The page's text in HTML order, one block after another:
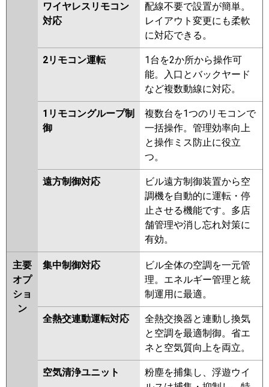
ワイヤレスリモコン
対応
配線不要で設置が簡単。
レイアウト変更にも柔軟
に対応できる。
2リモコン運転
1台を2か所から操作可
能。入口とバックヤード
など複数動線に対応。
1リモコングループ制
御
複数台を1つのリモコンで
一括操作。管理効率向上
と操作ミス防止に役立
つ。
遠方制御対応
ビル遠方制御装置から空
調機を自動的に運転・停
止させる機能です。多店
舗管理や消し忘れ対策に
有効。
主要
オプ
ショ
ン
集中制御対応
ビル全体の空調を一元管
理。エネルギー管理と統
制運用に最適。
全熱交連動運転対応
全熱交換器と連動し換気
と空調を最適制御。省エ
ネと空気質向上を両立。
空気清浄ユニット
粉塵を捕集し、浮遊ウイ